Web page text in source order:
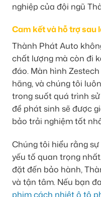
nghiệp của đội ngũ
Cam kết và hỗ trợ sau
Thành Phát Auto
chất lượng mà còn đi
đáo. Màn hình
hãng, và chúng tôi
trong suốt quá trình
đề phát sinh sẽ được
bảo trải nghiệm tốt
Chúng tôi hiểu rằng
yếu tố quan trọng
đặt đến bảo hành,
và tận tâm. Nếu bạn
phim cách nhiệt ô tô